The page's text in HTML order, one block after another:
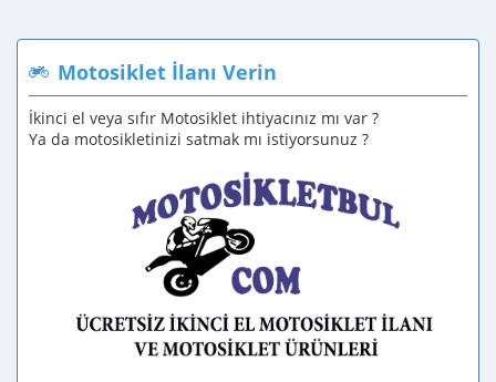
Motosiklet İlanı Verin
İkinci el veya sıfır Motosiklet ihtiyacınız mı var ?
Ya da motosikletinizi satmak mı istiyorsunuz ?